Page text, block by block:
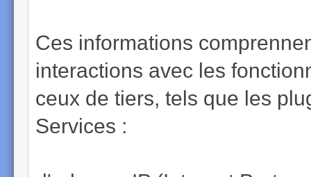
Ces informations
interactions avec les
ceux de tiers, tels que les
Services :